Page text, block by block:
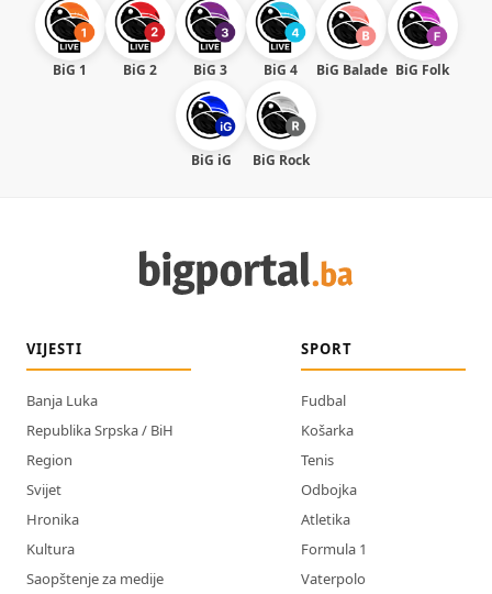
BiG 1 BiG 2 BiG 3 BiG 4 BiG Balade BiG Folk
BiG iG BiG Rock
VIJESTI
Banja Luka
Republika Srpska / BiH
Region
Svijet
Hronika
Kultura
Saopštenje za medije
SPORT
Fudbal
Košarka
Tenis
Odbojka
Atletika
Formula 1
Vaterpolo